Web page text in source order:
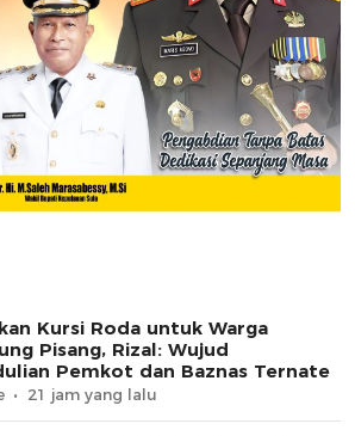
Kursi Roda untuk Warga
Pisang, Rizal: Wujud
Pemkot dan Baznas Ternate
21 jam yang lalu